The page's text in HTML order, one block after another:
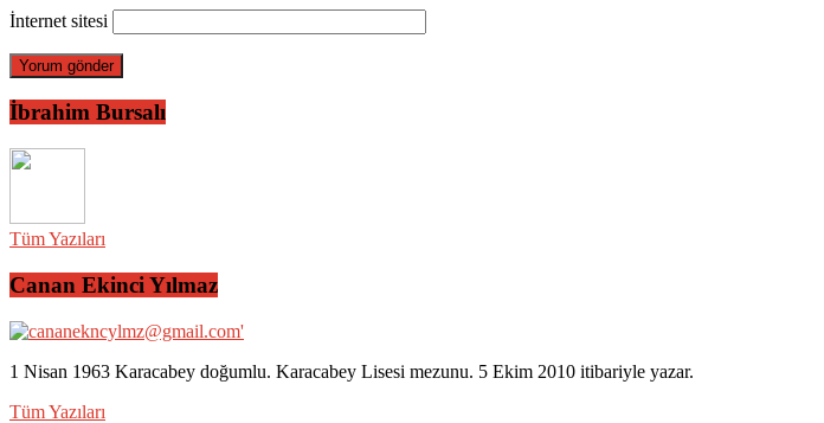
İnternet sitesi
İbrahim Bursalı
Tüm Yazıları
Canan Ekinci Yılmaz
1 Nisan 1963 Karacabey doğumlu. Karacabey Lisesi mezunu. 5 Ekim 2010 itibariyle yazar.
Tüm Yazıları